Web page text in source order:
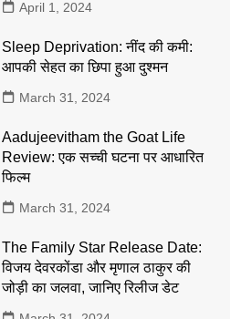
April 1, 2024
Sleep Deprivation: नींद की कमी:
आपकी सेहत का छिपा हुआ दुश्मन
March 31, 2024
Aadujeevitham the Goat Life
Review: एक सच्ची घटना पर आधारित
फिल्म
March 31, 2024
The Family Star Release Date:
विजय देवरकोंडा और मृणाल ठाकुर की
जोड़ी का जलवा, जानिए रिलीज डेट